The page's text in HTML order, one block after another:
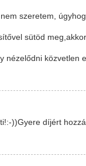
szeretem,
sütöd
nézelődni közvetlen
))Gyere díjért